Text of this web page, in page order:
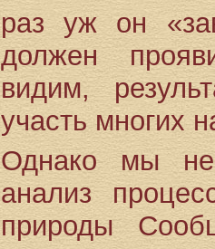
раз уж он
должен
видим,
участь многих
Однако мы
анализ
природы